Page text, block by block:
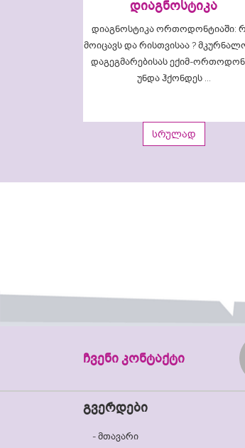
დიაგნოსტიკა
დიაგნოსტიკა ორთოდონტიაში:
მოიცავს და რისთვისაა ?
დაგეგმარებისას ექიმ-
უნდა ჰქონდეს ...
სრულად
ჩვენი კონტაქტი
გვერდები
- მთავარი